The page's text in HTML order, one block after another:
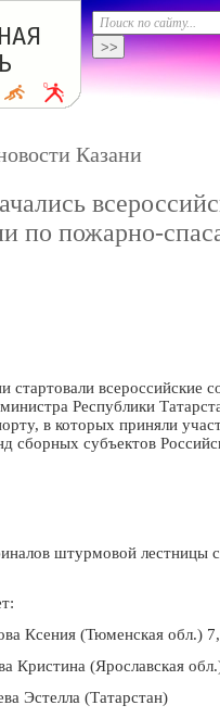
Казани
по пожарно-
стартовали всероссийские
Республики
в которых приняли
сборных субъектов
штурмовой
Ксения (Тюменская обл.)
Кристина (Ярославская
Эстелла (Татарстан)